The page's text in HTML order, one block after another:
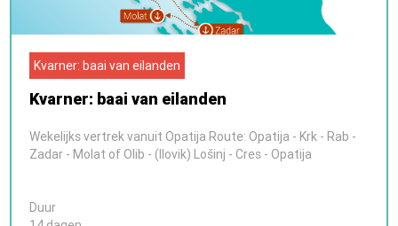
Kvarner: baai van eilanden
Kvarner: baai van eilanden
Wekelijks vertrek vanuit Opatija Route: Opatija - Krk - Rab -
Zadar - Molat of Olib - (Ilovik) Lošinj - Cres - Opatija
Duur